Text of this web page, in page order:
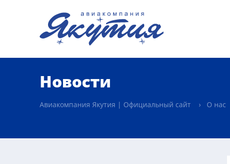
Авиакомпания Якутия | Официальный сайт О нас
Новости